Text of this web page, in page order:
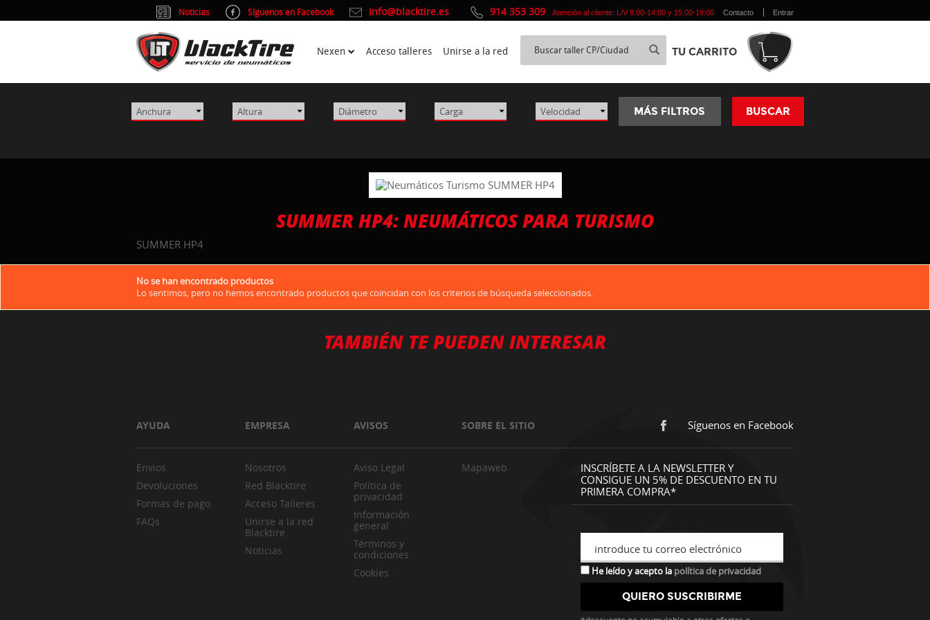
MÁS FILTROS BUSCAR
SUMMER HP4: NEUMÁTICOS PARA TURISMO
SUMMER HP4
No se han encontrado productos
Lo sentimos, pero no hemos encontrado productos que coincidan con los criterios de búsqueda seleccionados.
TAMBIÉN TE PUEDEN INTERESAR
AYUDA EMPRESA AVISOS SOBRE EL SITIO Síguenos en Facebook
Envios
Devoluciones
Formas de pago
FAQs
Nosotros
Red Blacktire
Acceso Talleres
Unirse a la red
Blacktire
Noticias
Aviso Legal
Política de
privacidad
Información
general
Términos y
condiciones
Cookies
Mapaweb
INSCRÍBETE A LA NEWSLETTER Y
CONSIGUE UN 5% DE DESCUENTO EN TU
PRIMERA COMPRA*
introduce tu correo electrónico
He leído y acepto la política de privacidad
Noticias Síguenos en Facebook info@blacktire.es 914 353 309 Atención al cliente: L/V 9:00-14:00 y 15:00-19:00 Contacto Entrar
Nexen Acceso talleres Unirse a la red TU CARRITO